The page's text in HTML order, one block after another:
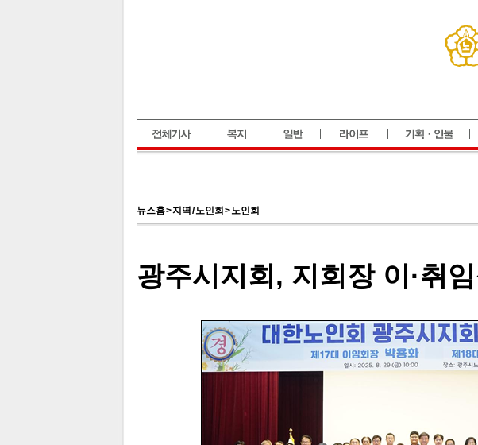
뉴스홈>지역 / 노인회 >노인회